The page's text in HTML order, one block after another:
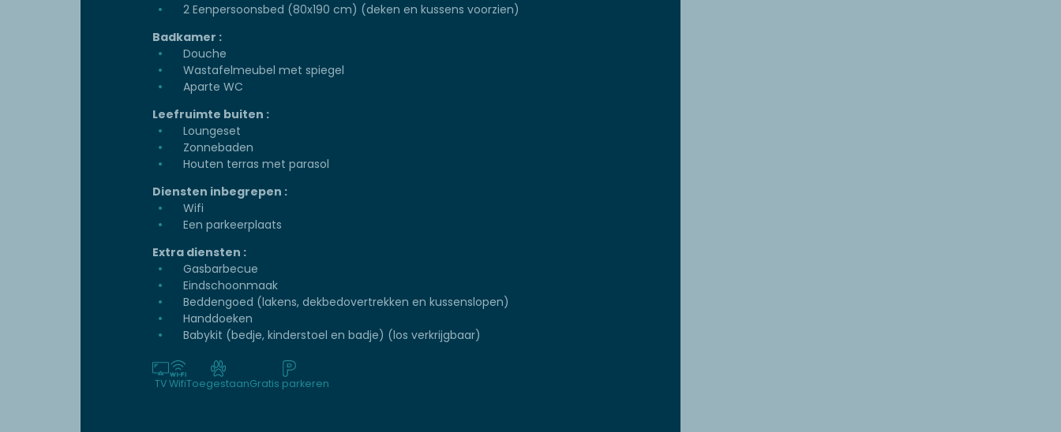
2 Eenpersoonsbed (80x190 cm) (deken en kussens voorzien)
Badkamer :
Douche
Wastafelmeubel met spiegel
Aparte WC
Leefruimte buiten :
Loungeset
Zonnebaden
Houten terras met parasol
Diensten inbegrepen :
Wifi
Een parkeerplaats
Extra diensten :
Gasbarbecue
Eindschoonmaak
Beddengoed (lakens, dekbedovertrekken en kussenslopen)
Handdoeken
Babykit (bedje, kinderstoel en badje) (los verkrijgbaar)
TVWifiToegestaanGratis parkeren